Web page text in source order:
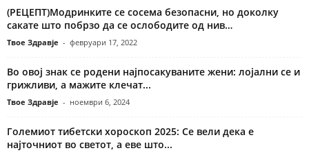
(РЕЦЕПТ)Модринките се сосема безопасни, но доколку
сакате што побрзо да се ослободите од нив…
Твое Здравје - февруари 17, 2022
Во овој знак се родени најпосакуваните жени: лојални се и
грижливи, а мажите клечат...
Твое Здравје - ноември 6, 2024
Големиот тибетски хороскоп 2025: Се вели дека е
најточниот во светот, а еве што...